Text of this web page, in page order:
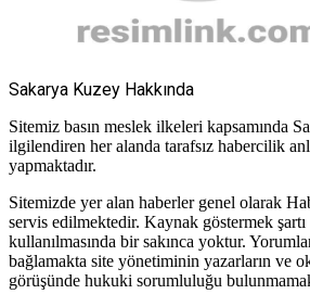
Sakarya Kuzey Hakkında
Sitemiz basın meslek ilkeleri kapsamında
ilgilendiren her alanda tarafsız habercilik
yapmaktadır.
Sitemizde yer alan haberler genel olarak
servis edilmektedir. Kaynak göstermek
kullanılmasında bir sakınca yoktur.
bağlamakta site yönetiminin yazarların ve
görüşünde hukuki sorumluluğu